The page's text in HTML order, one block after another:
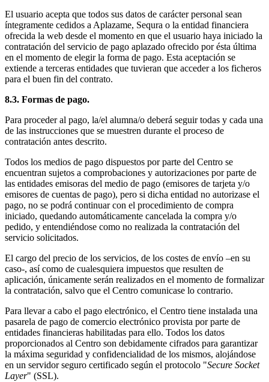
El usuario acepta que todos sus datos de carácter personal sean
íntegramente cedidos a Aplazame, Sequra o la entidad financiera
ofrecida la web desde el momento en que el usuario haya iniciado la
contratación del servicio de pago aplazado ofrecido por ésta última
en el momento de elegir la forma de pago. Esta aceptación se
extiende a terceras entidades que tuvieran que acceder a los ficheros
para el buen fin del contrato.
8.3. Formas de pago.
Para proceder al pago, la/el alumna/o deberá seguir todas y cada una
de las instrucciones que se muestren durante el proceso de
contratación antes descrito.
Todos los medios de pago dispuestos por parte del Centro se
encuentran sujetos a comprobaciones y autorizaciones por parte de
las entidades emisoras del medio de pago (emisores de tarjeta y/o
emisores de cuentas de pago), pero si dicha entidad no autorizase el
pago, no se podrá continuar con el procedimiento de compra
iniciado, quedando automáticamente cancelada la compra y/o
pedido, y entendiéndose como no realizada la contratación del
servicio solicitados.
El cargo del precio de los servicios, de los costes de envío –en su
caso-, así como de cualesquiera impuestos que resulten de
aplicación, únicamente serán realizados en el momento de formalizar
la contratación, salvo que el Centro comunicase lo contrario.
Para llevar a cabo el pago electrónico, el Centro tiene instalada una
pasarela de pago de comercio electrónico provista por parte de
entidades financieras habilitadas para ello. Todos los datos
proporcionados al Centro son debidamente cifrados para garantizar
la máxima seguridad y confidencialidad de los mismos, alojándose
en un servidor seguro certificado según el protocolo "Secure Socket
Layer" (SSL).